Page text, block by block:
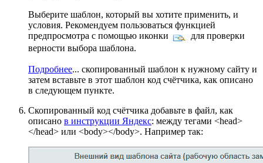
Выберите шаблон, который вы хотите применить, и
условия. Рекомендуем пользоваться функцией
предпросмотра с помощью иконки
для проверки
верности выбора шаблона.
Подробнее... скопированный шаблон к нужному сайту и
затем вставьте в этот шаблон код счётчика, как описано
в следующем пункте.
Скопированный код счётчика добавьте в файл, как
описано в инструкции Яндекс: между тегами <head>
</head> или <body></body>. Например так: